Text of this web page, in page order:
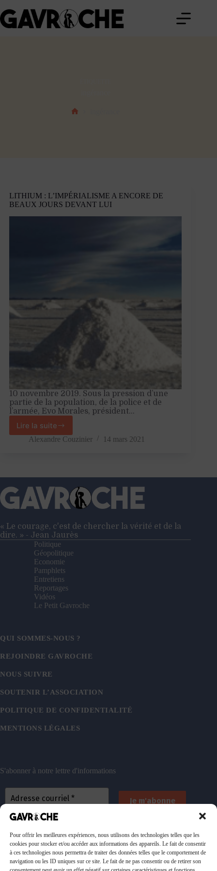
Pour offrir les meilleures expériences, nous utilisons des technologies telles que les
cookies pour stocker et/ou accéder aux informations des appareils. Le fait de consentir
à ces technologies nous permettra de traiter des données telles que le comportement de
navigation ou les ID uniques sur ce site. Le fait de ne pas consentir ou de retirer son
au
contenu
LITHIUM : L’IMPÉRIALISME A ENCORE DE
BEAUX JOURS DEVANT LUI
10 novembre 2019. Sous la pression d’une
partie de la population, de la police et de
l’armée, Evo Morales, président…
Lire la suite
Lithium
:
de
beaux
jours
devant
Alexandre Couzinier 14 mars 2021
« Le courage, c'est de chercher la vérité et de la
dire. » - Jean Jaurès
Politique
Géopolitique
Economie
Pamphlets
Entretiens
Reportages
Vidéos
Le Petit Gavroche
QUI SOMMES-NOUS ?
REJOINDRE GAVROCHE
NOUS SUIVRE
SOUTENIR L’ASSOCIATION
POLITIQUE DE CONFIDENTIALITÉ
MENTIONS LÉGALES
S'abonner à notre lettre d'informations
emails. Vous pouvez vous désinscrire à tout
moment. Consulteznotre politique de confidentialité
pour plus d’informations.